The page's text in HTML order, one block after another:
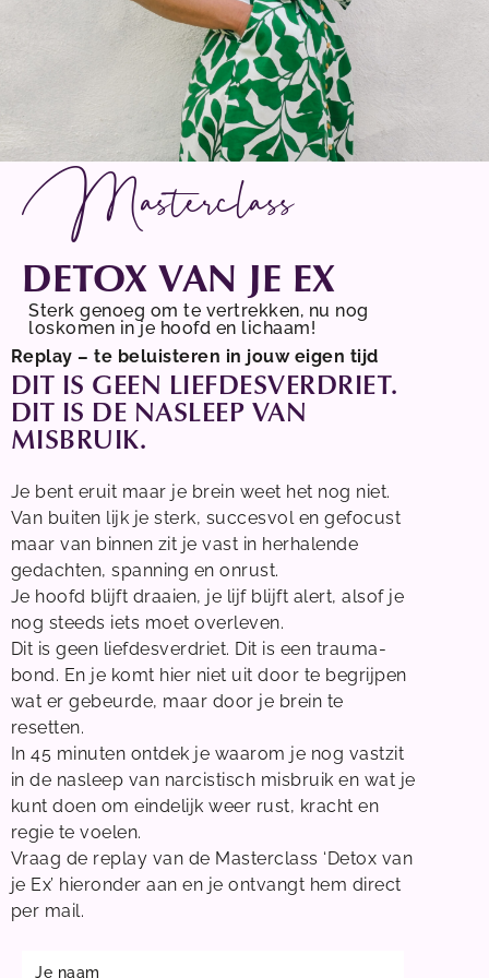
Masterclass
DETOX VAN JE EX
Sterk genoeg om te vertrekken, nu nog
loskomen in je hoofd en lichaam!
Replay – te beluisteren in jouw eigen tijd
DIT IS GEEN LIEFDESVERDRIET.
DIT IS DE NASLEEP VAN
MISBRUIK.
Je bent eruit maar je brein weet het nog niet.
Van buiten lijk je sterk, succesvol en gefocust
maar van binnen zit je vast in herhalende
gedachten, spanning en onrust.
Je hoofd blijft draaien, je lijf blijft alert, alsof je
nog steeds iets moet overleven.
Dit is geen liefdesverdriet. Dit is een trauma-
bond. En je komt hier niet uit door te begrijpen
wat er gebeurde, maar door je brein te
resetten.
In 45 minuten ontdek je waarom je nog vastzit
in de nasleep van narcistisch misbruik en wat je
kunt doen om eindelijk weer rust, kracht en
regie te voelen.
Vraag de replay van de Masterclass ‘Detox van
je Ex’ hieronder aan en je ontvangt hem direct
per mail.